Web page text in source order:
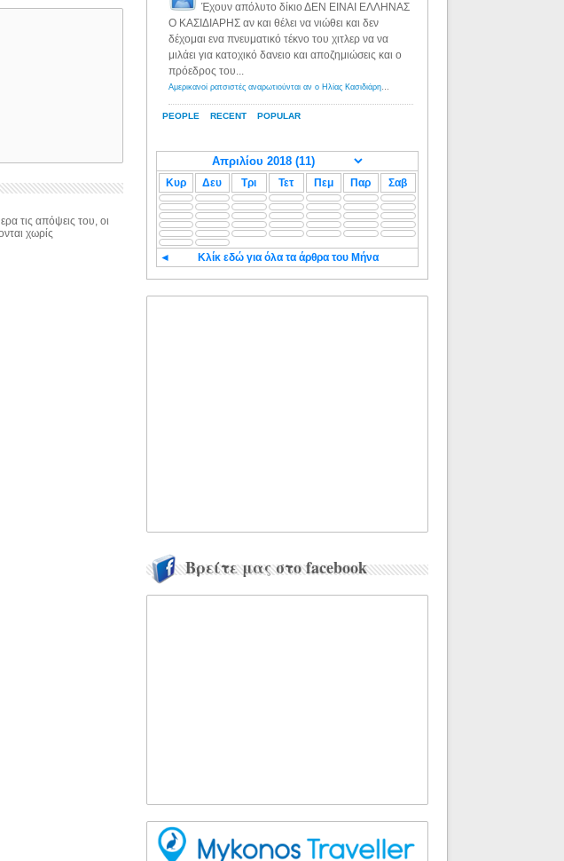
τις απόψεις του, οι
χωρίς
PEOPLE RECENT POPULAR
Έχουν απόλυτο δίκιο ΔΕΝ ΕΙΝΑΙ ΕΛΛΗΝΑΣ
Ο ΚΑΣΙΔΙΑΡΗΣ αν και θέλει να νιώθει και δεν
δέχομαι ενα πνευματικό τέκνο του χιτλερ να να
μιλάει για κατοχικό δανειο και αποζημιώσεις και ο
πρόεδρος του...
Αμερικανοί ρατσιστές αναρωτιούνται αν ο Ηλίας Κασιδιάρης ανήκει στη λευκή φυλή... - Λόγιος Ερμής
Κυρ Δευ Τρι Τετ Πεμ Παρ Σαβ
◄ Κλίκ εδώ για όλα τα άρθρα του Μήνα
Βρείτε μας στο facebook